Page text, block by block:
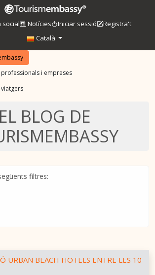
social Notícies Iniciar sessió
Registra't
Català
i empreses
EL BLOG DE
filtres:
URBAN BEACH HOTELS ENTRE LES 10